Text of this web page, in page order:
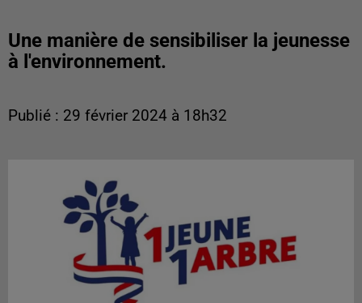
Une manière de sensibiliser la jeunesse
à l'environnement.
Publié : 29 février 2024 à 18h32